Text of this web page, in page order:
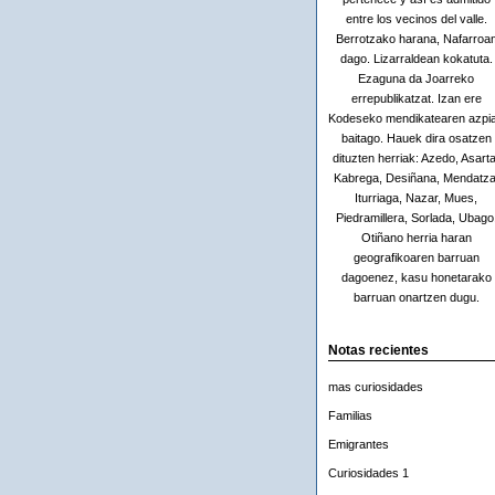
entre los vecinos del valle.
Berrotzako harana,
dago. Lizarraldean kokatuta.
Ezaguna da Joarreko
errepublikatzat. Izan ere
Kodeseko mendikatearen
baitago. Hauek dira osatzen
dituzten herriak: Azedo, Asarta,
Kabrega, Desiñana, Mendatza,
Iturriaga, Nazar, Mues,
Piedramillera, Sorlada, Ubago.
Otiñano herria haran
geografikoaren barruan
dagoenez, kasu honetarako
barruan onartzen dugu.
Notas recientes
mas curiosidades
Familias
Emigrantes
Curiosidades 1